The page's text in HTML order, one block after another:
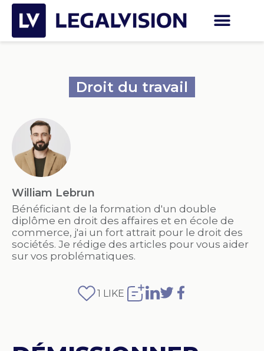
Droit du travail
William Lebrun
Bénéficiant de la formation d'un double
diplôme en droit des affaires et en école de
commerce, j'ai un fort attrait pour le droit des
sociétés. Je rédige des articles pour vous aider
sur vos problématiques.
1 LIKE